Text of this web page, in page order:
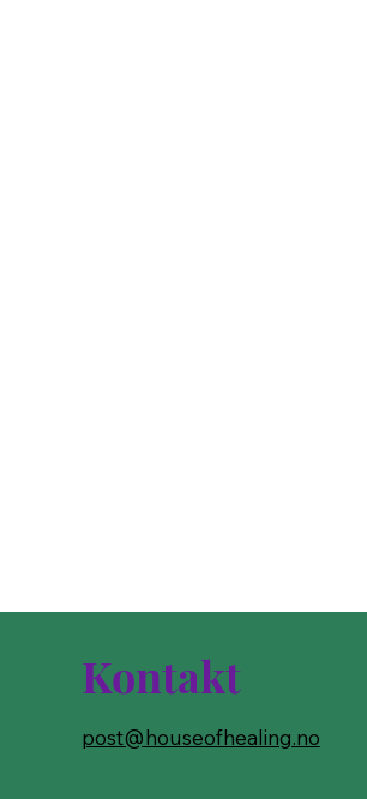
Kontakt
post@houseofhealing.no